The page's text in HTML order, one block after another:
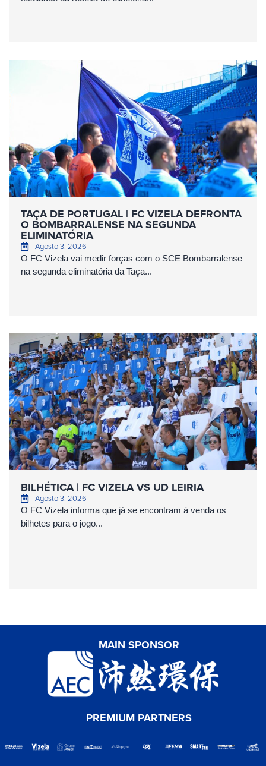
TAÇA DE PORTUGAL | FC VIZELA DEFRONTA
O BOMBARRALENSE NA SEGUNDA
ELIMINATÓRIA
Agosto 3, 2026
O FC Vizela vai medir forças com o SCE Bombarralense
na segunda eliminatória da Taça...
BILHÉTICA | FC VIZELA VS UD LEIRIA
Agosto 3, 2026
O FC Vizela informa que já se encontram à venda os
bilhetes para o jogo...
MAIN SPONSOR
PREMIUM PARTNERS